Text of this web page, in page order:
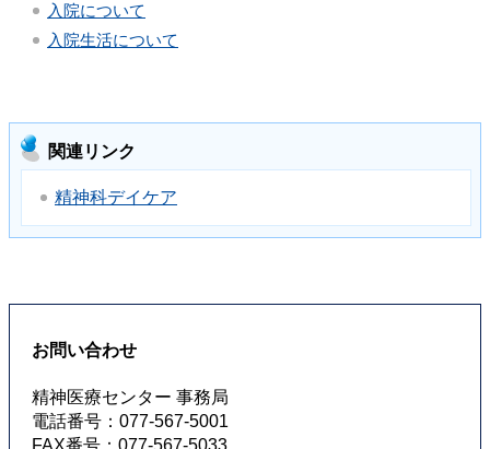
入院について
入院生活について
関連リンク
精神科デイケア
お問い合わせ
精神医療センター 事務局
電話番号：077-567-5001
FAX番号：077-567-5033